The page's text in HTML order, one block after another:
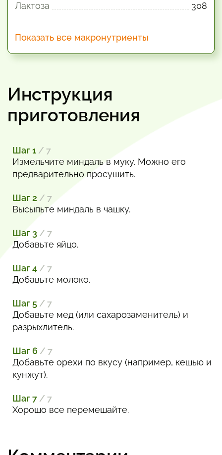
Лактоза
308
Показать все макронутриенты
Инструкция
приготовления
Шаг 1 / 7
Измельчите миндаль в муку. Можно его
предварительно просушить.
Шаг 2 / 7
Высыпьте миндаль в чашку.
Шаг 3 / 7
Добавьте яйцо.
Шаг 4 / 7
Добавьте молоко.
Шаг 5 / 7
Добавьте мед (или сахарозаменитель) и
разрыхлитель.
Шаг 6 / 7
Добавьте орехи по вкусу (например, кешью и
кунжут).
Шаг 7 / 7
Хорошо все перемешайте.